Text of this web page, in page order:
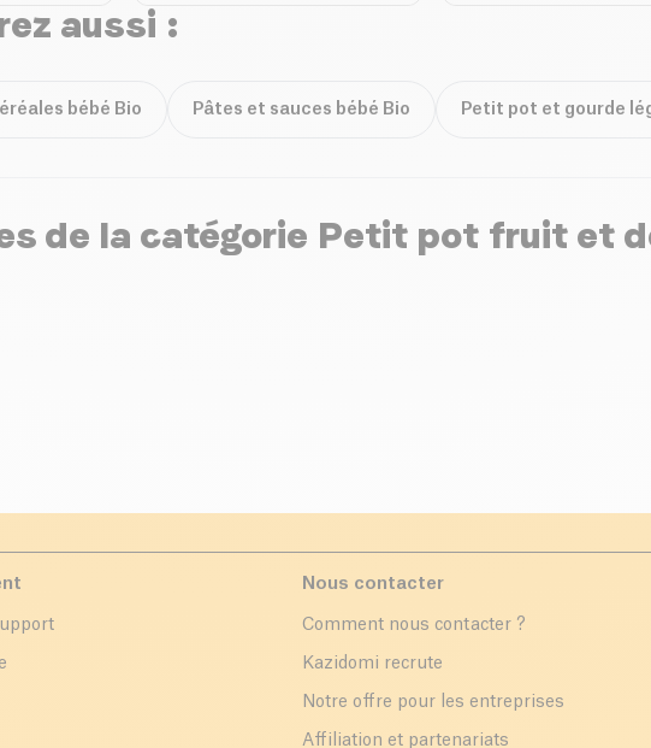
aussi :
bébé Bio Pâtes et sauces bébé Bio Petit pot et gourde
de la catégorie Petit pot fruit et
Nous contacter
Comment nous contacter ?
Kazidomi recrute
Notre offre pour les entreprises
Affiliation et partenariats